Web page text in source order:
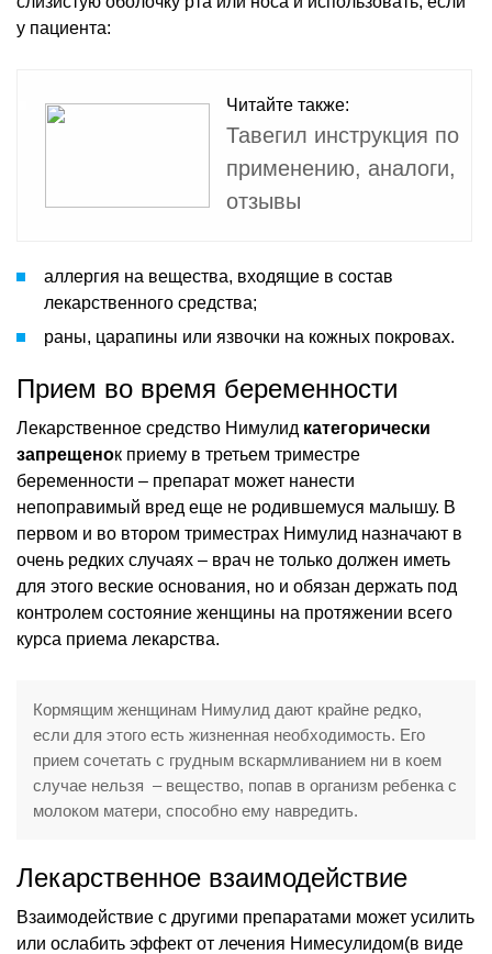
у пациента:
Читайте также:
Тавегил инструкция по
применению, аналоги,
отзывы
аллергия на вещества, входящие в состав
лекарственного средства;
раны, царапины или язвочки на кожных покровах.
Прием во время беременности
Лекарственное средство Нимулид категорически
запрещенок приему в третьем триместре
беременности – препарат может нанести
непоправимый вред еще не родившемуся малышу. В
первом и во втором триместрах Нимулид назначают в
очень редких случаях – врач не только должен иметь
для этого веские основания, но и обязан держать под
контролем состояние женщины на протяжении всего
курса приема лекарства.
Кормящим женщинам Нимулид дают крайне редко,
если для этого есть жизненная необходимость. Его
прием сочетать с грудным вскармливанием ни в коем
случае нельзя – вещество, попав в организм ребенка с
молоком матери, способно ему навредить.
Лекарственное взаимодействие
Взаимодействие с другими препаратами может усилить
или ослабить эффект от лечения Нимесулидом(в виде